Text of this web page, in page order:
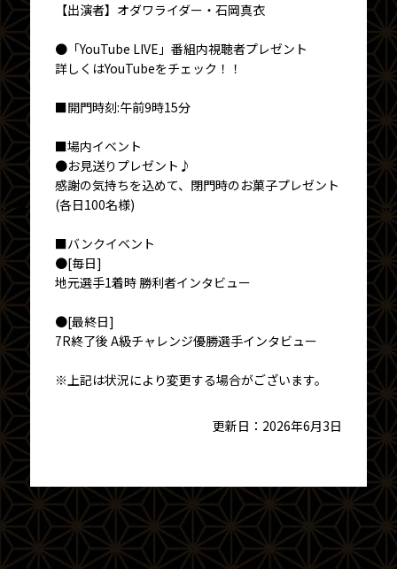
【出演者】オダワライダー・石岡真衣
●「YouTube LIVE」番組内視聴者プレゼント
詳しくはYouTubeをチェック！！
■開門時刻:午前9時15分
■場内イベント
●お見送りプレゼント♪
感謝の気持ちを込めて、閉門時のお菓子プレゼント
(各日100名様)
■バンクイベント
●[毎日]
地元選手1着時 勝利者インタビュー
●[最終日]
7R終了後 A級チャレンジ優勝選手インタビュー
※上記は状況により変更する場合がございます。
更新日：2026年6月3日